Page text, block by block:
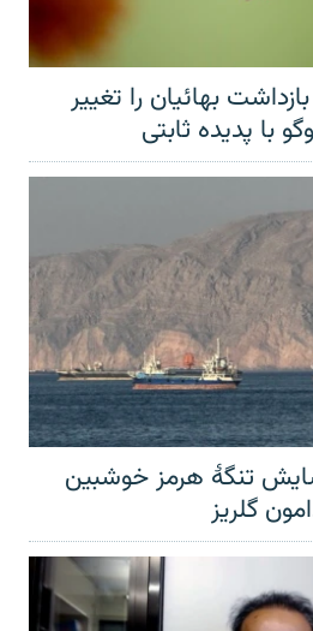
بهائیان را تغییر
با پدیده ثابتی
تنگهٔ هرمز خوشبین
گلریز